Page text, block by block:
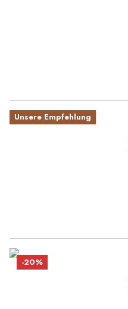
Unsere Empfehlung
-20%